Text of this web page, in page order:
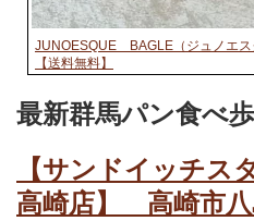
JUNOESQUE BAGLE（ジュノエ
【送料無料】
最新群馬パン食べ
【サンドイッチス
高崎店】 高崎市